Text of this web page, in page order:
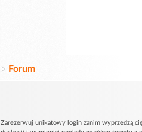
Forum
Zarezerwuj unikatowy login zanim wyprzedzą